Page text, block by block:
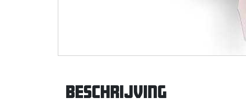
Beschrijving